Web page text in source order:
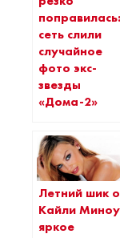
сеть слили
случайное
фото экс-
звезды
«Дома-2»
Летний шик
Кайли
яркое